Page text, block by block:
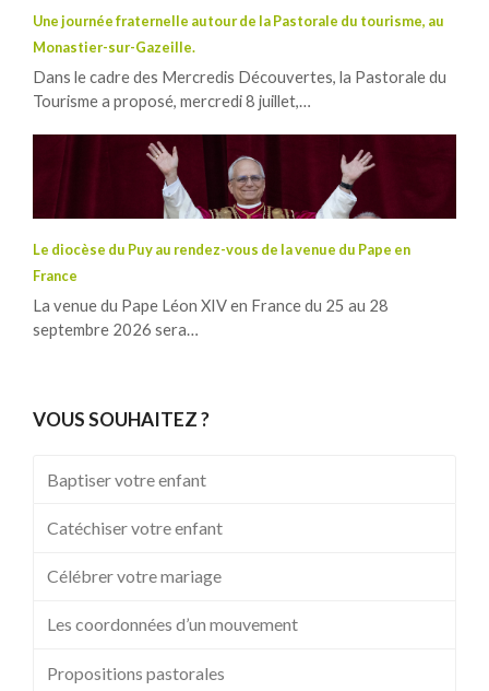
Une journée fraternelle autour de la Pastorale du tourisme, au
Monastier-sur-Gazeille.
Dans le cadre des Mercredis Découvertes, la Pastorale du
Tourisme a proposé, mercredi 8 juillet,…
Le diocèse du Puy au rendez-vous de la venue du Pape en
France
La venue du Pape Léon XIV en France du 25 au 28
septembre 2026 sera…
VOUS SOUHAITEZ ?
Baptiser votre enfant
Catéchiser votre enfant
Célébrer votre mariage
Les coordonnées d’un mouvement
Propositions pastorales